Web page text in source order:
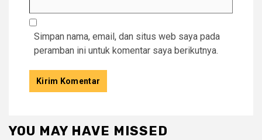
Simpan nama, email, dan situs web saya pada
peramban ini untuk komentar saya berikutnya.
YOU MAY HAVE MISSED